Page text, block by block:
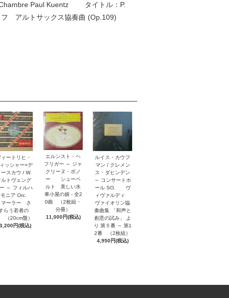
Chambre Paul Kuentz タイトル：P.
フ アルトサックス協奏曲 (Op.109)
ートリヒ・
ッシャー=デ
ースカウ / W.
ルトヴェング
～ フィルハ
モニア Orc.
ーラー さ
らう若者の
（20cm盤）
円(税込)
エルンスト・ヘ
フリガー ～ ジャ
クリーヌ・ボノ
ー シューベ
ルト 美しい水
車小屋の娘 - 全2
0曲 （2枚組・
分冊）
11,000円(税込)
ルイス・カウフ
マン / クレメン
ス・ダヒンデン
～ コンサートホ
ール SO. ヴ
ィヴァルディ
ヴァイオリン協
奏曲集 「和声と
創意の試み」 よ
り 第５番 ～ 第1
2番 （2枚組）
4,950円(税込)